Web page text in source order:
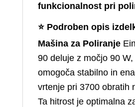
funkcionalnost pri
⭐ Podroben opis
Mašina za Poliranje
90 deluje z močjo 90 W,
omogoča stabilno in
vrtenje pri 3700 obratih
Ta hitrost je optimalna